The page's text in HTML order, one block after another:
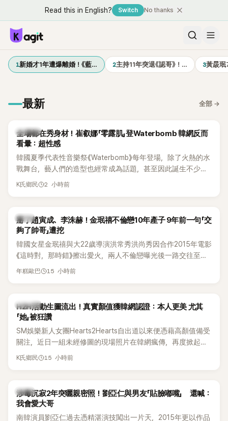
Read this in English? Switch No thanks
1新婚才1年遭爆離婚！《藍… 2主持11年突退《認哥》！… 3黃晸
最新 全部 →
K-POP
全場都在秀身材！崔叡娜「零露肌」登Waterbomb 韓網反而
看暈：超性感
韓國夏季代表性音樂祭《Waterbomb》每年登場，除了火熱的水
戰舞台，藝人們的造型也經常成為話題，甚至因此誕生不少
「Waterbomb女神」、「Waterbomb男神」。過去包括泫雅、宣
K氏鄉民 2 小時前
韓星
掰了趙寅成、李洙赫！金珉禧不倫戀10年產子 9年前一句「交
夠了帥哥」遭挖
韓國女星金珉禧與大22歲導演洪常秀洪尚秀因合作2015年電影
《這時對，那時錯》擦出愛火，兩人不倫戀曝光後一路交往至
今，戀情已持續近10年，並於去年迎來兩人的兒子。金珉禧也
首度以演員身分復出。不過，新片尚未上映，她9年前電影中的
一句台詞卻突然被韓網翻出，意外再度掀起熱議。
年糕歐巴 15 小時前
K-POP
H2H活動生圖流出！真實顏值獲韓網認證：本人更美 尤其
「她」被狂讚
SM娛樂新人女團Hearts2Hearts自出道以來便憑藉高顏值備受
關注，近日一組未經修圖的現場照片在韓網瘋傳，再度掀起熱
烈討論，不少看過本人的網友更直呼：「真人比照片還漂亮！」
K氏鄉民 15 小時前
韓星
涉毒沉寂2年突曬親密照！劉亞仁與男友「貼臉嘟嘴」 還喊：
我會愛大哥
南韓演員劉亞仁過去憑精湛演技闖出一片天，2015年更以作品